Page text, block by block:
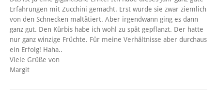
Erfahrungen mit Zucchini gemacht. Erst wurde sie zwar ziemlich
von den Schnecken maltätiert. Aber irgendwann ging es dann
ganz gut. Den Kürbis habe ich wohl zu spät gepflanzt. Der hatte
nur ganz winzige Früchte. Für meine Verhältnisse aber durchaus
ein Erfolg! Haha..
Viele Grüße von
Margit